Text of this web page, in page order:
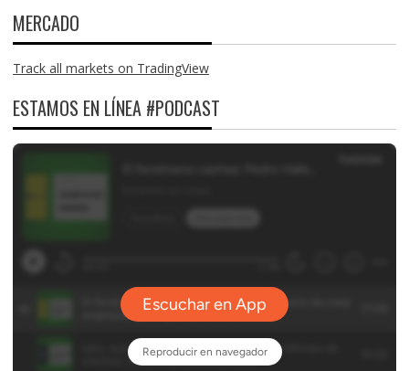
MERCADO
Track all markets on TradingView
ESTAMOS EN LÍNEA #PODCAST